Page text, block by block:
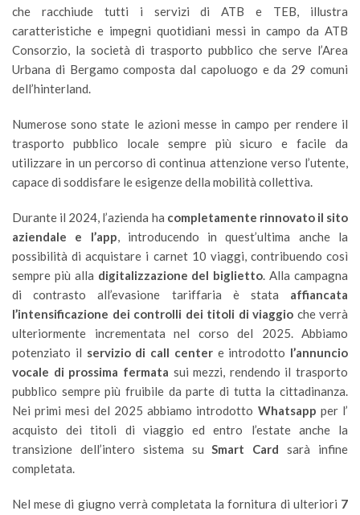
che racchiude tutti i servizi di ATB e TEB, illustra
caratteristiche e impegni quotidiani messi in campo da ATB
Consorzio, la società di trasporto pubblico che serve l’Area
Urbana di Bergamo composta dal capoluogo e da 29 comuni
dell’hinterland.
Numerose sono state le azioni messe in campo per rendere il
trasporto pubblico locale sempre più sicuro e facile da
utilizzare in un percorso di continua attenzione verso l’utente,
capace di soddisfare le esigenze della mobilità collettiva.
Durante il 2024, l’azienda ha completamente rinnovato il sito
aziendale e l’app, introducendo in quest’ultima anche la
possibilità di acquistare i carnet 10 viaggi, contribuendo così
sempre più alla digitalizzazione del biglietto. Alla campagna
di contrasto all’evasione tariffaria è stata affiancata
l’intensificazione dei controlli dei titoli di viaggio che verrà
ulteriormente incrementata nel corso del 2025. Abbiamo
potenziato il servizio di call center e introdotto l’annuncio
vocale di prossima fermata sui mezzi, rendendo il trasporto
pubblico sempre più fruibile da parte di tutta la cittadinanza.
Nei primi mesi del 2025 abbiamo introdotto Whatsapp per l’
acquisto dei titoli di viaggio ed entro l’estate anche la
transizione dell’intero sistema suSmart Cardsarà infine
completata.
Nel mese di giugno verrà completata la fornitura di ulteriori 7